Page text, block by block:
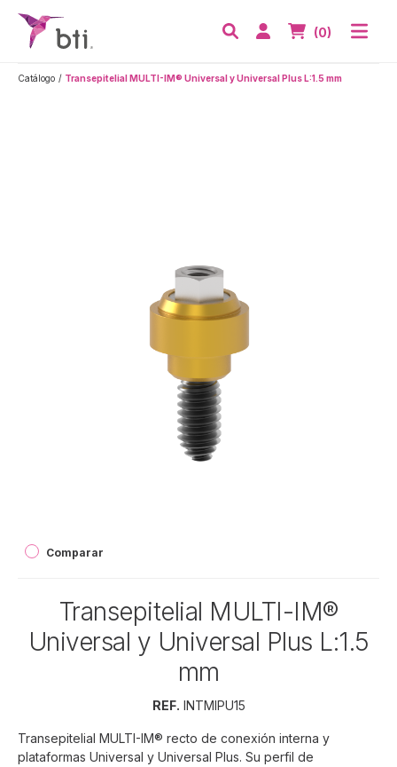
BTI - Human Tecnology
Acceder
Nº de
(0)
Catálogo Transepitelial MULTI-IM® Universal y Universal Plus L:1.5 mm
Comparar
Transepitelial MULTI-IM®
Universal y Universal Plus L:1.5
mm
REF. INTMIPU15
Transepitelial MULTI-IM® recto de conexión interna y
plataformas Universal y Universal Plus. Su perfil de